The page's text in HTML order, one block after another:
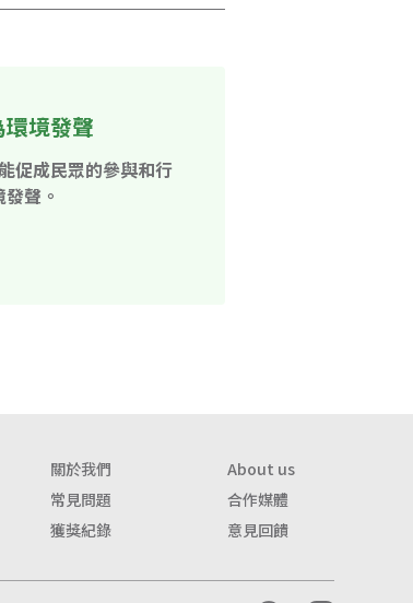
境發聲
促成民眾的參與和行
聲。
關於我們
About us
常見問題
合作媒體
獲獎紀錄 意見回饋